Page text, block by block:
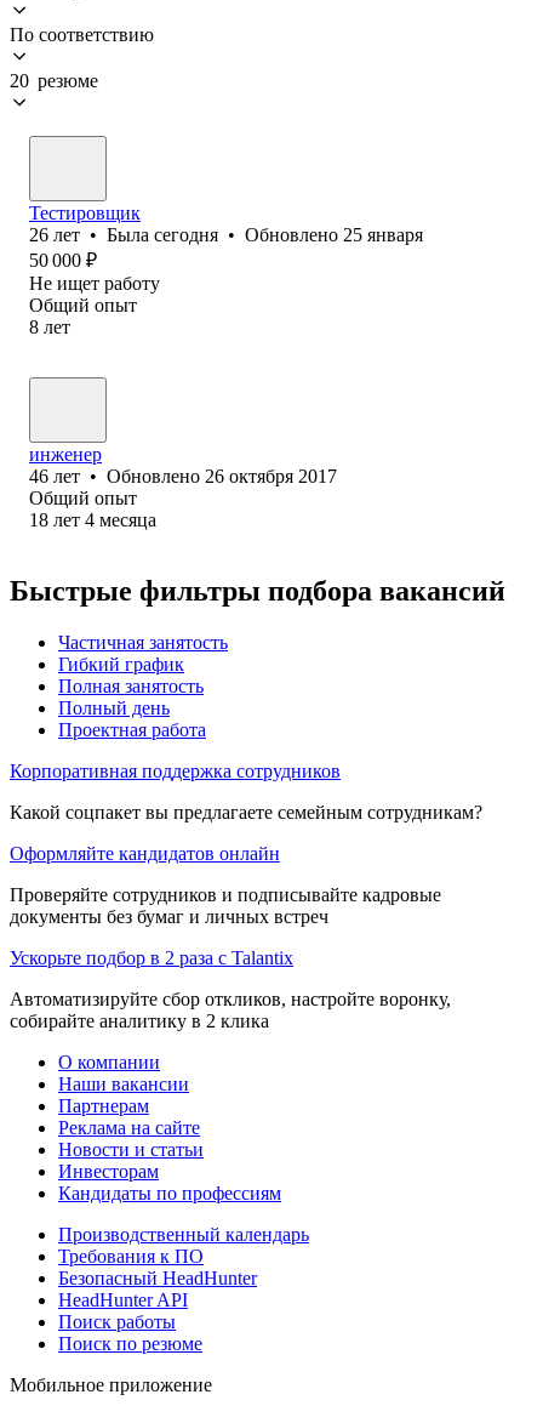
По соответствию
20 резюме
Тестировщик
26 лет • Была сегодня • Обновлено 25 января
50 000 ₽
Не ищет работу
Общий опыт
8 лет
инженер
46 лет • Обновлено 26 октября 2017
Общий опыт
18 лет 4 месяца
Быстрые фильтры подбора вакансий
Частичная занятость
Гибкий график
Полная занятость
Полный день
Проектная работа
Корпоративная поддержка сотрудников
Какой соцпакет вы предлагаете семейным сотрудникам?
Оформляйте кандидатов онлайн
Проверяйте сотрудников и подписывайте кадровые
документы без бумаг и личных встреч
Ускорьте подбор в 2 раза с Talantix
Автоматизируйте сбор откликов, настройте воронку,
собирайте аналитику в 2 клика
О компании
Наши вакансии
Партнерам
Реклама на сайте
Новости и статьи
Инвесторам
Кандидаты по профессиям
Производственный календарь
Требования к ПО
Безопасный HeadHunter
HeadHunter API
Поиск работы
Поиск по резюме
Мобильное приложение